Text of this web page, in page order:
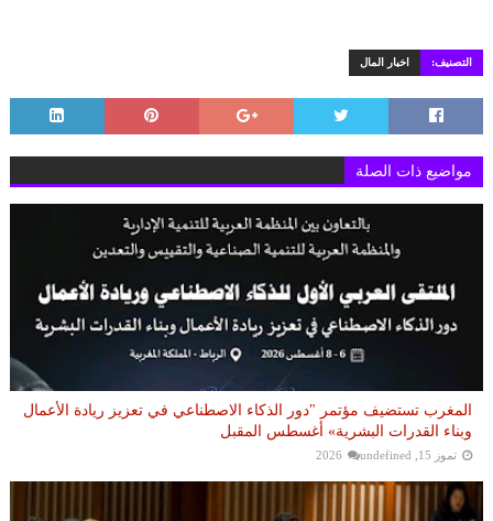
التصنيف: اخبار المال
مواضيع ذات الصلة
المغرب تستضيف مؤتمر "دور الذكاء الاصطناعي في تعزيز ريادة الأعمال
وبناء القدرات البشرية» أغسطس المقبل
تموز 15, 2026 undefined